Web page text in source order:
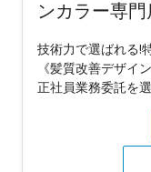
ンカラー専
技術力で選ばれる!
《髪質改善デザイ
正社員業務委託を